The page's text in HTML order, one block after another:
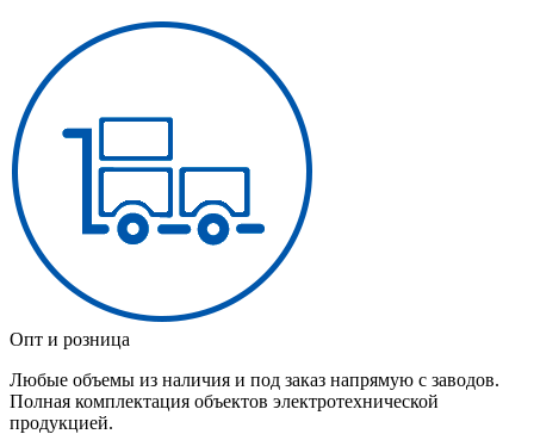
Опт и розница
Любые объемы из наличия и под заказ напрямую с заводов.
Полная комплектация объектов электротехнической
продукцией.